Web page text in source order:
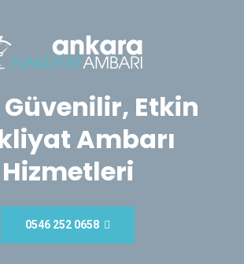
Güvenilir, Etkin
Ambarı
Hizmetleri
0546 252 0658